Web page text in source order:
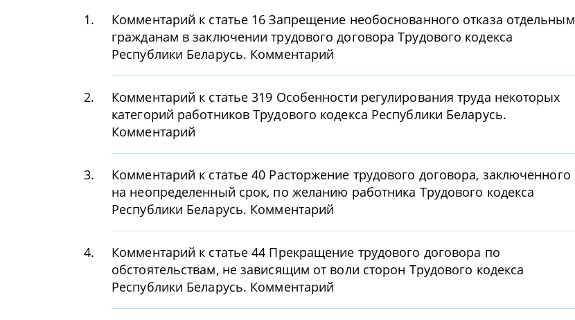
1.
Комментарий к статье 16 Запрещение необоснованного отказа отдельным
гражданам в заключении трудового договора Трудового кодекса
Республики Беларусь. Комментарий
2.
Комментарий к статье 319 Особенности регулирования труда некоторых
категорий работников Трудового кодекса Республики Беларусь.
Комментарий
3.
Комментарий к статье 40 Расторжение трудового договора, заключенного
на неопределенный срок, по желанию работника Трудового кодекса
Республики Беларусь. Комментарий
4.
Комментарий к статье 44 Прекращение трудового договора по
обстоятельствам, не зависящим от воли сторон Трудового кодекса
Республики Беларусь. Комментарий